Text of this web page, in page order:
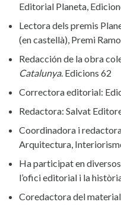
Editorial Planeta,
Lectora dels premis
(en castellà), Premi
Redacción de la obra
Catalunya. Edicions 62
Correctora editorial:
Redactora: Salvat
Coordinadora i
Arquitectura,
Ha participat en
l’ofici editorial i la
Coredactora del